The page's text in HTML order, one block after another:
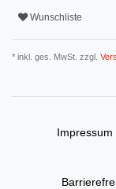
Wunschliste
* inkl. ges. MwSt. zzgl.
Impressum